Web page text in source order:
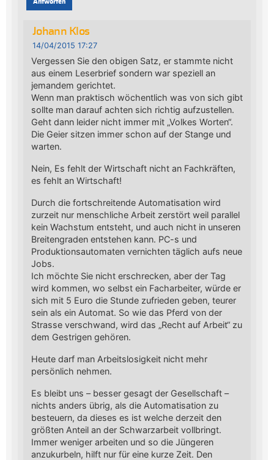
Antworten
Johann Klos
14/04/2015 17:27
Vergessen Sie den obigen Satz, er stammte nicht
aus einem Leserbrief sondern war speziell an
jemandem gerichtet.
Wenn man praktisch wöchentlich was von sich gibt
sollte man darauf achten sich richtig aufzustellen.
Geht dann leider nicht immer mit „Volkes Worten“.
Die Geier sitzen immer schon auf der Stange und
warten.
Nein, Es fehlt der Wirtschaft nicht an Fachkräften,
es fehlt an Wirtschaft!
Durch die fortschreitende Automatisation wird
zurzeit nur menschliche Arbeit zerstört weil parallel
kein Wachstum entsteht, und auch nicht in unseren
Breitengraden entstehen kann. PC-s und
Produktionsautomaten vernichten täglich aufs neue
Jobs.
Ich möchte Sie nicht erschrecken, aber der Tag
wird kommen, wo selbst ein Facharbeiter, würde er
sich mit 5 Euro die Stunde zufrieden geben, teurer
sein als ein Automat. So wie das Pferd von der
Strasse verschwand, wird das „Recht auf Arbeit“ zu
dem Gestrigen gehören.
Heute darf man Arbeitslosigkeit nicht mehr
persönlich nehmen.
Es bleibt uns – besser gesagt der Gesellschaft –
nichts anders übrig, als die Automatisation zu
besteuern, da dieses es ist welche derzeit den
größten Anteil an der Schwarzarbeit vollbringt.
Immer weniger arbeiten und so die Jüngeren
anzukurbeln, hilft nur für eine kurze Zeit. Den